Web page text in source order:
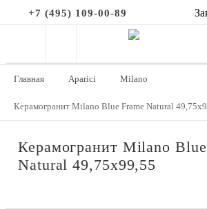
+7 (495) 109-00-89
Главная Aparici Milano
Керамогранит Milano Blue Frame Natural
Керамогранит Milano
Natural 49,75x99,55